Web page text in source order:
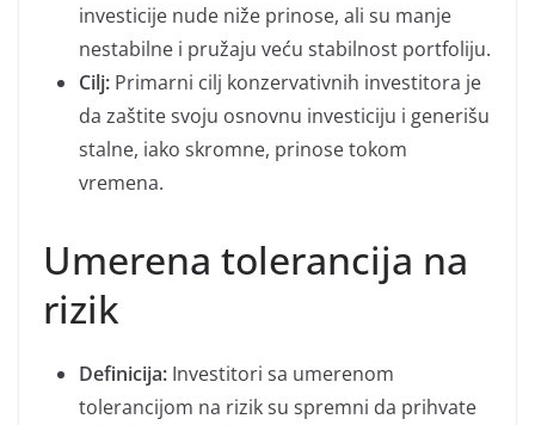
investicije nude niže prinose, ali su manje
nestabilne i pružaju veću stabilnost portfoliju.
Cilj: Primarni cilj konzervativnih investitora je
da zaštite svoju osnovnu investiciju i generišu
stalne, iako skromne, prinose tokom
vremena.
Umerena tolerancija na
rizik
Definicija: Investitori sa umerenom
tolerancijom na rizik su spremni da prihvate